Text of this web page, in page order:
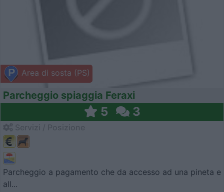
Area di sosta (PS)
Parcheggio spiaggia Feraxi
5 3
Parcheggio a pagamento che da accesso ad una pineta e
all...